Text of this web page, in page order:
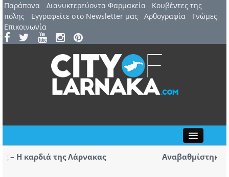
Παράπονα Διανυκτερεύοντα Φαρμακεία
Kουβέντες της
πόλης
Εγγραφείτε στο Newsletter μας Αρθογραφία
Γνώμες
Επικοινωνία
καρδιά της Λάρνακας
Αναβαθμίστηκε με